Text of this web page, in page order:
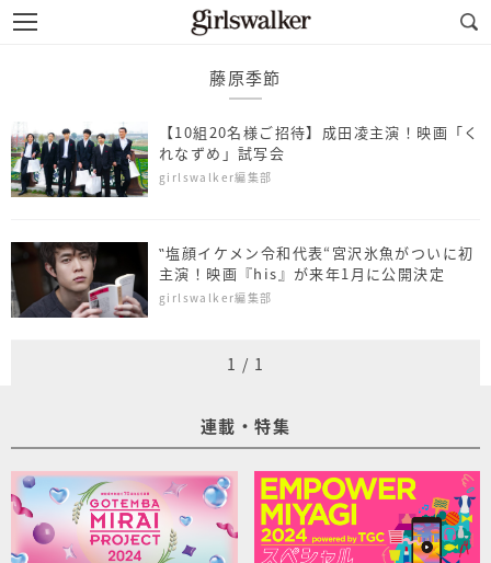
藤原季節
【10組20名様ご招待】成田凌主演！映画「く
れなずめ」試写会
girlswalker編集部
‟塩顔イケメン令和代表“宮沢氷魚がついに初
主演！映画『his』が来年1月に公開決定
girlswalker編集部
1 / 1
連載・特集